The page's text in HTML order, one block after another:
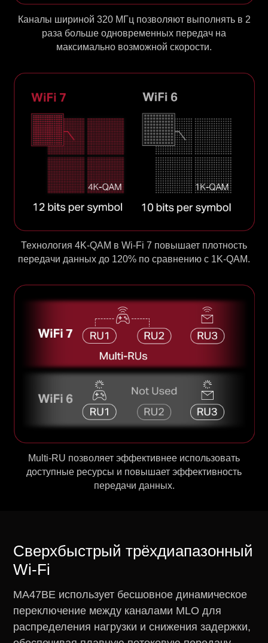
Каналы шириной 320 МГц позволяют выполнять в 2
раза больше одновременных передач на
максимально возможной скорости.
Технология 4K-QAM в Wi-Fi 7 повышает плотность
передачи данных до 120% по сравнению с 1K-QAM.
Multi-RU позволяет эффективнее использовать
доступные ресурсы и повышает эффективность
передачи данных.
Сверхбыстрый трёхдиапазонный
Wi-Fi
MA47BE использует бесшовное динамическое
переключение между каналами MLO для
распределения нагрузки и снижения задержки,